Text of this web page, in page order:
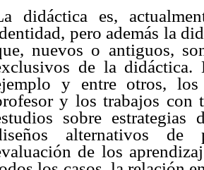
didáctica es,
pero además la
nuevos o antiguos,
de la didáctica.
y entre otros, los
y los trabajos con
sobre estrategias
alternativos de
de los